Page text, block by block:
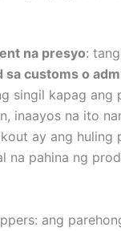
na presyo:
sa customs o
singil kapag ang
inaayos na ito
ay ang huling
na pahina ng
ang